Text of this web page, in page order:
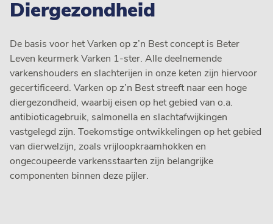
Diergezondheid
De basis voor het Varken op z’n Best concept is Beter
Leven keurmerk Varken 1-ster. Alle deelnemende
varkenshouders en slachterijen in onze keten zijn hiervoor
gecertificeerd. Varken op z’n Best streeft naar een hoge
diergezondheid, waarbij eisen op het gebied van o.a.
antibioticagebruik, salmonella en slachtafwijkingen
vastgelegd zijn. Toekomstige ontwikkelingen op het gebied
van dierwelzijn, zoals vrijloopkraamhokken en
ongecoupeerde varkensstaarten zijn belangrijke
componenten binnen deze pijler.